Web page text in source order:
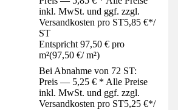
inkl. MwSt. und ggf. zzgl.
Versandkosten pro ST5,85 €*/
ST
Entspricht 97,50 € pro
m²(97,50 €/ m²)
Bei Abnahme von 72 ST:
Preis — 5,25 € * Alle Preise
inkl. MwSt. und ggf. zzgl.
Versandkosten pro ST5,25 €*/